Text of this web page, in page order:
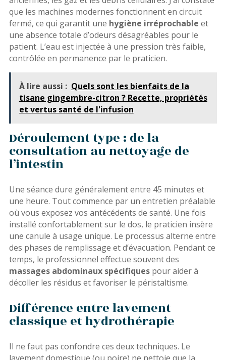
que les machines modernes fonctionnent en circuit
fermé, ce qui garantit une hygiène irréprochable et
une absence totale d’odeurs désagréables pour le
patient. L’eau est injectée à une pression très faible,
contrôlée en permanence par le praticien.
À lire aussi : Quels sont les bienfaits de la
tisane gingembre-citron ? Recette, propriétés
et vertus santé de l'infusion
Déroulement type : de la
consultation au nettoyage de
l’intestin
Une séance dure généralement entre 45 minutes et
une heure. Tout commence par un entretien préalable
où vous exposez vos antécédents de santé. Une fois
installé confortablement sur le dos, le praticien insère
une canule à usage unique. Le processus alterne entre
des phases de remplissage et d’évacuation. Pendant ce
temps, le professionnel effectue souvent des
massages abdominaux spécifiquespour aider à
décoller les résidus et favoriser le péristaltisme.
Différence entre lavement
classique et hydrothérapie
Il ne faut pas confondre ces deux techniques. Le